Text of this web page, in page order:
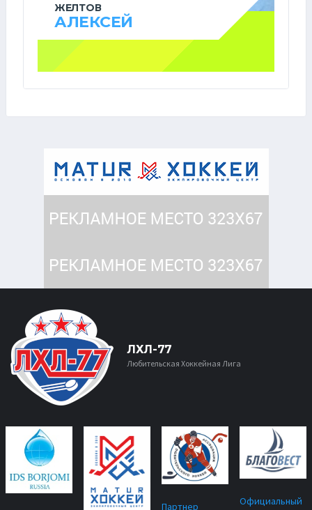
ЖЕЛТОВ
АЛЕКСЕЙ
ЛХЛ-77
Любительская Хоккейная Лига
Партнер
Официальный